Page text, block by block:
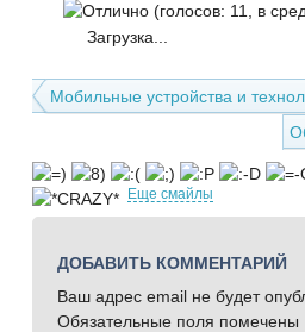
(голосов: 11, в
Загрузка...
Мобильные устройства и
Еще смайлы
ДОБАВИТЬ КОММЕНТАРИЙ
Ваш адрес email не будет
Обязательные поля помечены